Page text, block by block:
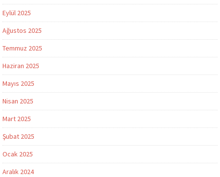
Eylül 2025
Ağustos 2025
Temmuz 2025
Haziran 2025
Mayıs 2025
Nisan 2025
Mart 2025
Şubat 2025
Ocak 2025
Aralık 2024